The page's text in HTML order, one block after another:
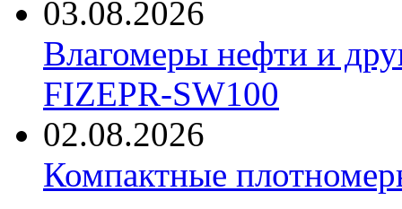
03.08.2026
Влагомеры нефти и
FIZEPR-SW100
02.08.2026
Компактные